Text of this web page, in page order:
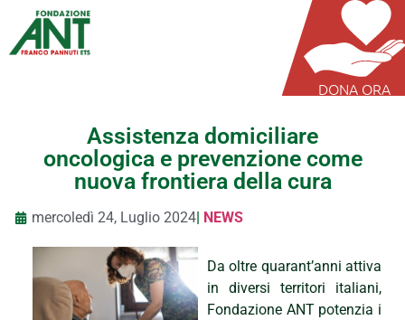
DONA ORA
Assistenza domiciliare
oncologica e prevenzione come
nuova frontiera della cura
mercoledì 24, Luglio 2024| NEWS
Da oltre quarant’anni attiva
in diversi territori italiani,
Fondazione ANT potenzia i